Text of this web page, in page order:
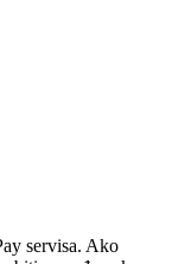
servisa. Ako